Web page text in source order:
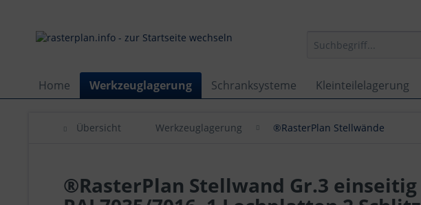
Home Werkzeuglagerung Schranksysteme Kleinteilelagerung
Übersicht Werkzeuglagerung ®RasterPlan Stellwände
®RasterPlan Stellwand Gr.3 einseitig